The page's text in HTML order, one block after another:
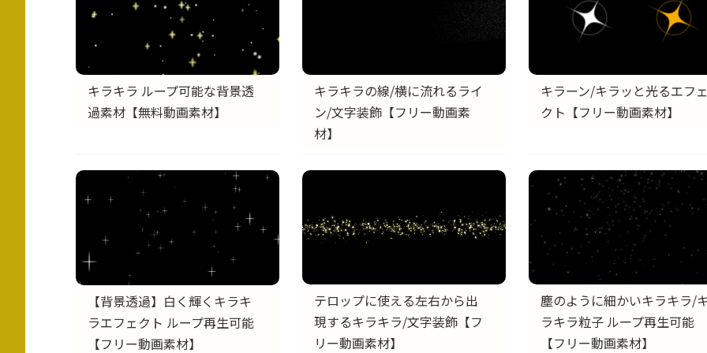
キラキラ ループ可能な背景透
過素材【無料動画素材】
キラキラの線/横に流れるライ
ン/文字装飾【フリー動画素
材】
キラーン/キラッと光るエフ
クト【フリー動画素材】
【背景透過】白く輝くキラキ
ラエフェクト ループ再生可能
【フリー動画素材】
テロップに使える左右から出
現するキラキラ/文字装飾【フ
リー動画素材】
塵のように細かいキラキラ/
ラキラ粒子 ループ再生可能
【フリー動画素材】